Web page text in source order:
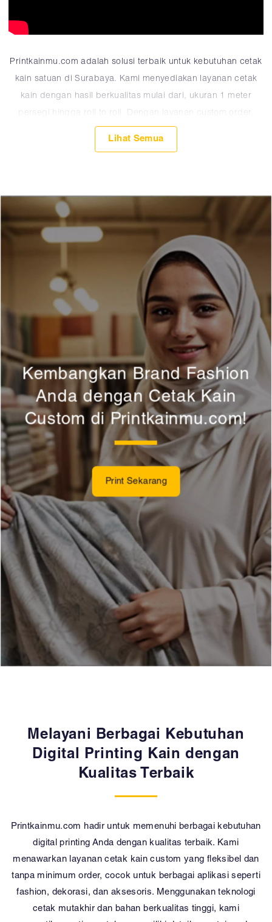
Printkainmu.com adalah solusi terbaik untuk kebutuhan cetak
kain satuan di Surabaya. Kami menyediakan layanan cetak
kain dengan hasil berkualitas mulai dari, ukuran 1 meter
persegi hingga roll to roll. Dengan layanan custom order,
Anda dapat mencetak kain sesuai kebutuhan, baik dari jenis
Kembangkan Brand Fashion
Anda dengan Cetak Kain
Custom di Printkainmu.com!
Print Sekarang
Melayani Berbagai Kebutuhan
Digital Printing Kain dengan
Kualitas Terbaik
Printkainmu.com hadir untuk memenuhi berbagai kebutuhan
digital printing Anda dengan kualitas terbaik. Kami
menawarkan layanan cetak kain custom yang fleksibel dan
tanpa minimum order, cocok untuk berbagai aplikasi seperti
fashion, dekorasi, dan aksesoris. Menggunakan teknologi
cetak mutakhir dan bahan berkualitas tinggi, kami